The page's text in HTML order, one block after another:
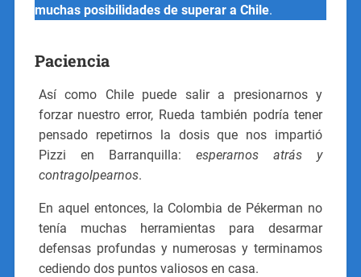
muchas posibilidades de superar a Chile.
Paciencia
Así como Chile puede salir a presionarnos y
forzar nuestro error, Rueda también podría tener
pensado repetirnos la dosis que nos impartió
Pizzi en Barranquilla:esperarnos atrás y
contragolpearnos.
En aquel entonces, la Colombia de Pékerman no
tenía muchas herramientas para desarmar
defensas profundas y numerosas y terminamos
cediendo dos puntos valiosos en casa.